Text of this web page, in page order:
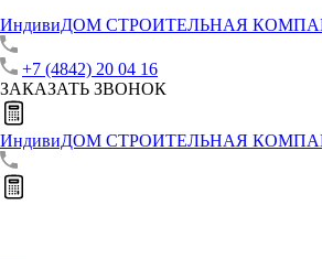
ИндивиДОМ СТРОИТЕЛЬНАЯ
+7 (4842) 20 04 16
ЗАКАЗАТЬ ЗВОНОК
ИндивиДОМ СТРОИТЕЛЬНАЯ